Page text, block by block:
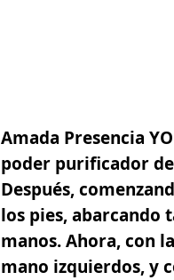
Amada Presencia
poder purificador
Después,
los pies, abarcando
manos. Ahora, con
mano izquierdos, y